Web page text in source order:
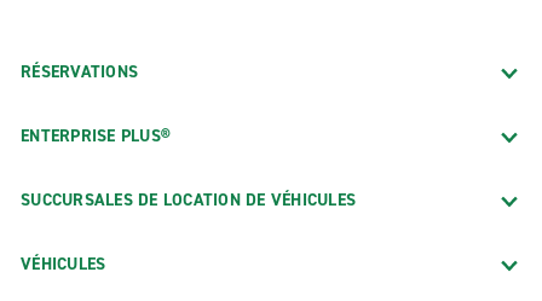
RÉSERVATIONS
ENTERPRISE PLUS®
SUCCURSALES DE LOCATION DE VÉHICULES
VÉHICULES